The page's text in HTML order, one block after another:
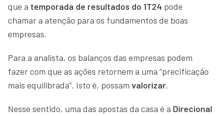
que a temporada de resultados do 1T24 pode
chamar a atenção para os fundamentos de boas
empresas.
Para a analista, os balanços das empresas podem
fazer com que as ações retornem a uma “precificação
mais equilibrada”. Isto é, possam valorizar.
Nesse sentido, uma das apostas da casa é a Direcional